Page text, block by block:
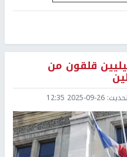
قلقون من
2025-09-26 12:35